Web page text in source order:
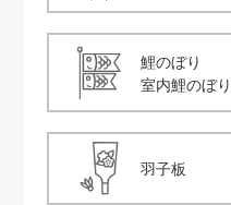
鯉のぼり
室内鯉のぼり
羽子板